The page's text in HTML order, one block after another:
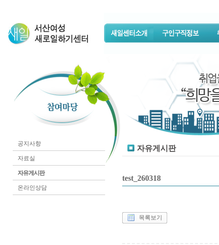
공지사항
자료실
자유게시판
온라인상담
자유게시판
test_260318
목록보기